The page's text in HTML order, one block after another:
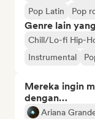
Pop Latin
Pop
Genre lain
Chill/Lo-fi Hip-
Instrumental
Mereka ingin
dengan…
Ariana